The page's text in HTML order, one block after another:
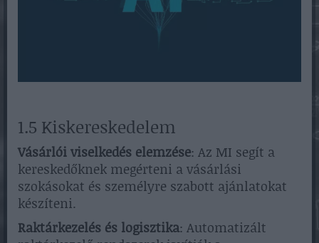
1.5 Kiskereskedelem
Vásárlói viselkedés elemzése: Az MI segít a
kereskedőknek megérteni a vásárlási
szokásokat és személyre szabott ajánlatokat
készíteni.
Raktárkezelés és logisztika: Automatizált